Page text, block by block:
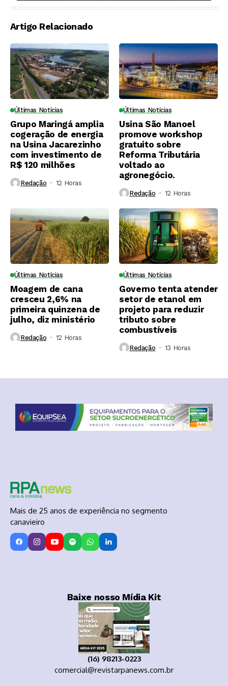
Artigo Relacionado
Últimas Notícias
Grupo Maringá amplia
cogeração de energia
na Usina Jacarezinho
com investimento de
R$ 120 milhões
Redação 12 Horas ⁮
Últimas Notícias
Usina São Manoel
promove workshop
gratuito sobre
Reforma Tributária
voltado ao
agronegócio.
Redação 12 Horas ⁮
Últimas Notícias
Moagem de cana
cresceu 2,6% na
primeira quinzena de
julho, diz ministério
Redação 12 Horas ⁮
Últimas Notícias
Governo tenta atender
setor de etanol em
projeto para reduzir
tributo sobre
combustíveis
Redação 13 Horas ⁮
Mais de 25 anos de experiência no segmento
canavieiro
Baixe nosso Mídia Kit
(16) 98213-0223
comercial@revistarpanews.com.br